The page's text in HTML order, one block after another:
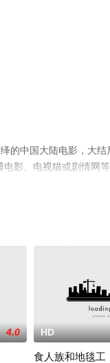
的中国大陆电影，大结
影、电视猫或剧情网等
4.0 HD
食人族和地毯工